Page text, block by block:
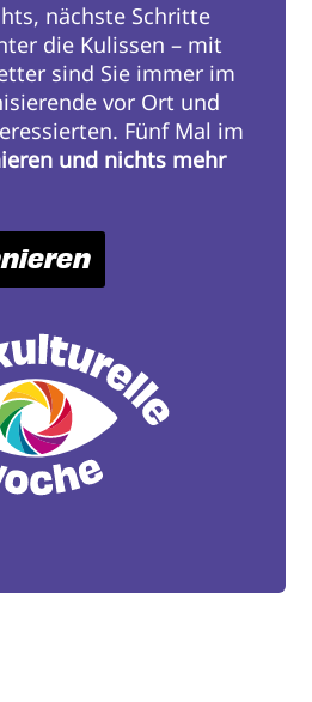
nächste Schritte
die Kulissen – mit
sind Sie immer im
vor Ort und
Fünf Mal im
und nichts mehr